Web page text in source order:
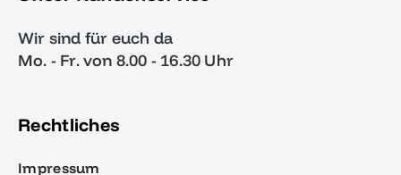
Wir sind für euch da
Mo. - Fr. von 8.00 - 16.30 Uhr
Rechtliches
Impressum